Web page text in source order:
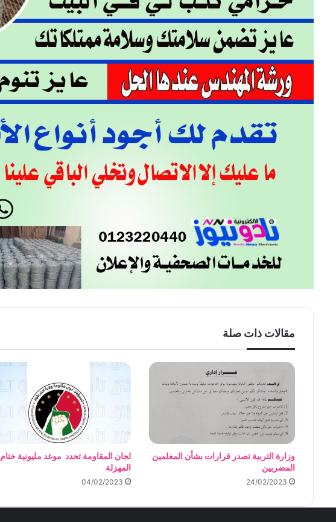
مقالات ذات صلة
وزارة التربية تصدر قرارات بشأن المعلمين
المضربين
24/02/2023
لجان المقاومة تحدد موعد مليونية ختام
المهزلة
04/02/2023